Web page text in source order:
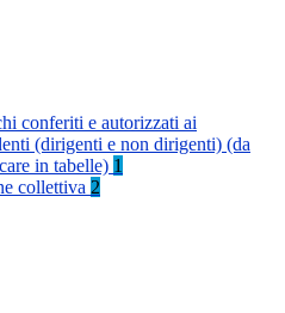
conferiti e autorizzati ai
(dirigenti e non dirigenti) (da
in tabelle) 1
collettiva 2